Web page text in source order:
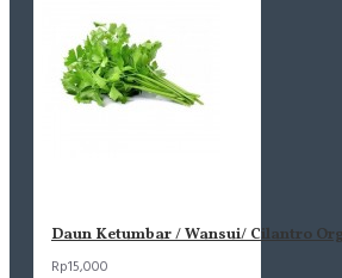
Daun Ketumbar / Wansui/ Cilantro
Rp15,000